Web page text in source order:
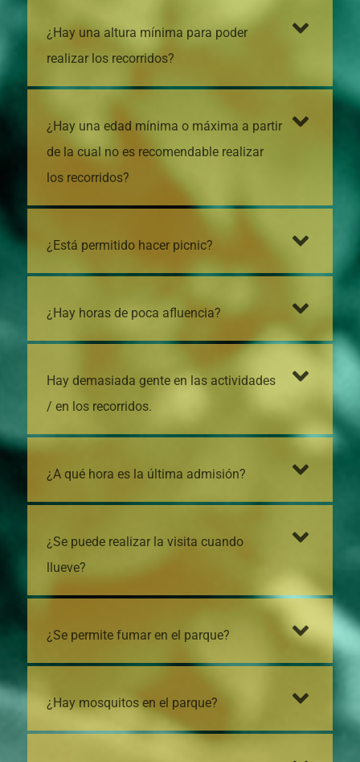
¿Hay una altura mínima para poder
realizar los recorridos?
¿Hay una edad mínima o máxima a partir
de la cual no es recomendable realizar
los recorridos?
¿Está permitido hacer picnic?
¿Hay horas de poca afluencia?
Hay demasiada gente en las actividades
/ en los recorridos.
¿A qué hora es la última admisión?
¿Se puede realizar la visita cuando
llueve?
¿Se permite fumar en el parque?
¿Hay mosquitos en el parque?